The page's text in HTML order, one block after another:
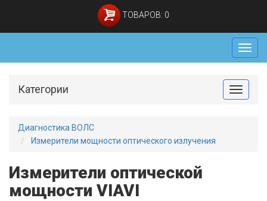
ТОВАРОВ: 0
Меню
Toggle
Категории
Диагностика ВОЛС
Измерители мощности оптического излучения
Измерители оптической
мощности VIAVI